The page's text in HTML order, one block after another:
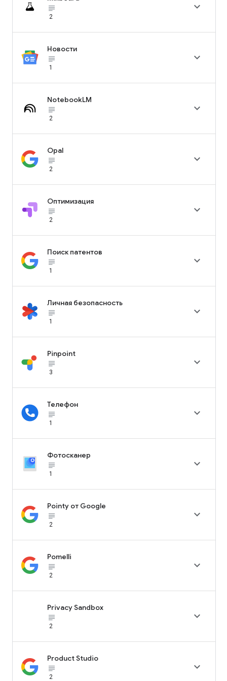
subject_black
2

Новости
subject_black
1

NotebookLM
subject_black
2

Opal
subject_black
2

Оптимизация
subject_black
2

Поиск патентов
subject_black
1

Личная безопасность
subject_black
1

Pinpoint
subject_black
3

Телефон
subject_black
1

Фотосканер
subject_black
1

Pointy от Google
subject_black
2

Pomelli
subject_black
2

Privacy Sandbox
subject_black
2

Product Studio
subject_black
2
